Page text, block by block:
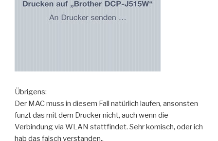
Übrigens:
Der MAC muss in diesem Fall natürlich laufen, ansonsten
funzt das mit dem Drucker nicht, auch wenn die
Verbindung via WLAN stattfindet. Sehr komisch, oder ich
hab das falsch verstanden..